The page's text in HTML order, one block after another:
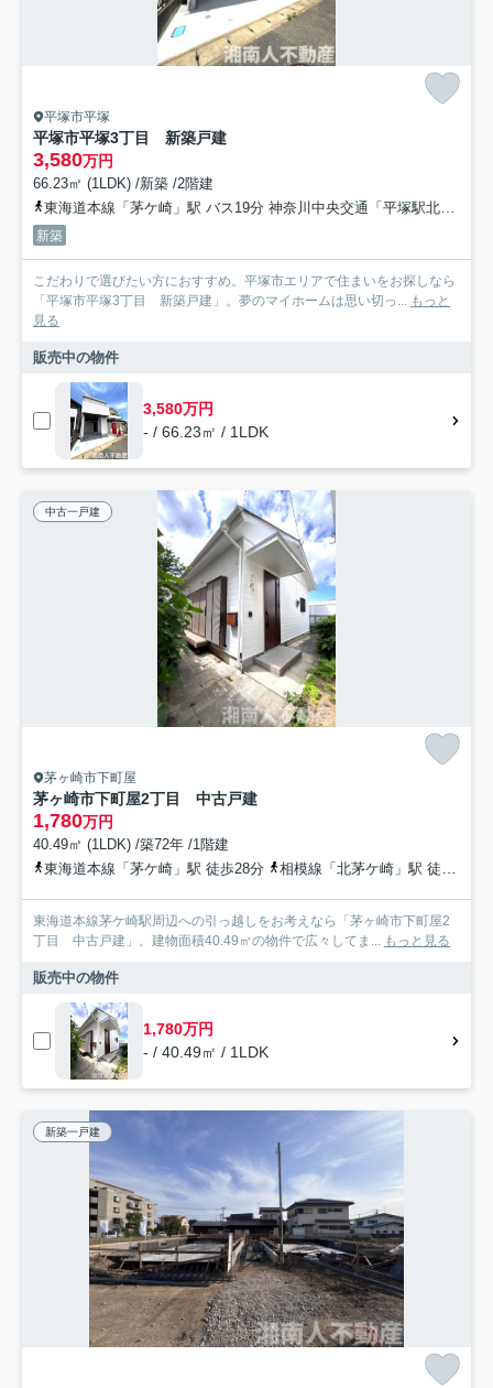
平塚市平塚
平塚市平塚3丁目 新築戸建
3,580万円
66.23㎡ (1LDK) /新築 /2階建
東海道本線「茅ケ崎」駅 バス19分 神奈川中央交通「平塚駅北口」 停歩18分
新築
こだわりで選びたい方におすすめ。平塚市エリアで住まいをお探しなら
「平塚市平塚3丁目 新築戸建」。夢のマイホームは思い切っ... もっと
見る
販売中の物件
3,580万円
- / 66.23㎡ / 1LDK
中古一戸建
茅ヶ崎市下町屋
茅ヶ崎市下町屋2丁目 中古戸建
1,780万円
40.49㎡ (1LDK) /築72年 /1階建
東海道本線「茅ケ崎」駅 徒歩28分
相模線「北茅ケ崎」駅 徒歩29分
東海道本線茅ケ崎駅周辺への引っ越しをお考えなら「茅ヶ崎市下町屋2
丁目 中古戸建」。建物面積40.49㎡の物件で広々してま... もっと見る
販売中の物件
1,780万円
- / 40.49㎡ / 1LDK
新築一戸建